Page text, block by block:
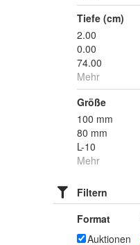
Tiefe (cm)
2.00
0.00
74.00
Mehr
Größe
100 mm
80 mm
L-10
Mehr
Filtern
Format
Auktionen